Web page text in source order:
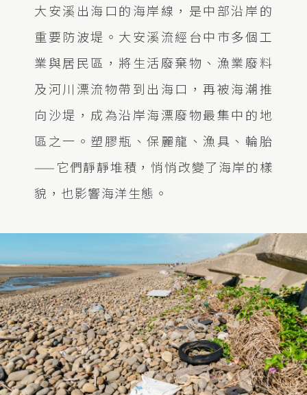
大安溪出海口的海岸線，是中部沿岸的
重要防波堤。大安溪流經台中市多個工
業與居民區，將生活廢棄物、漁業廢料
及河川漂流物帶到出海口，再被海潮推
向沙堤，成為沿岸海漂廢物最集中的地
區之一。塑膠瓶、保麗龍、漁具、輪胎
——它們靜靜堆積，悄悄改變了海岸的樣
貌，也影響海洋生態。